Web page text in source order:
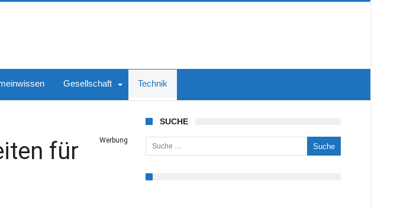
Gesellschaft Technik
für
Werbung
SUCHE
Suche nach: